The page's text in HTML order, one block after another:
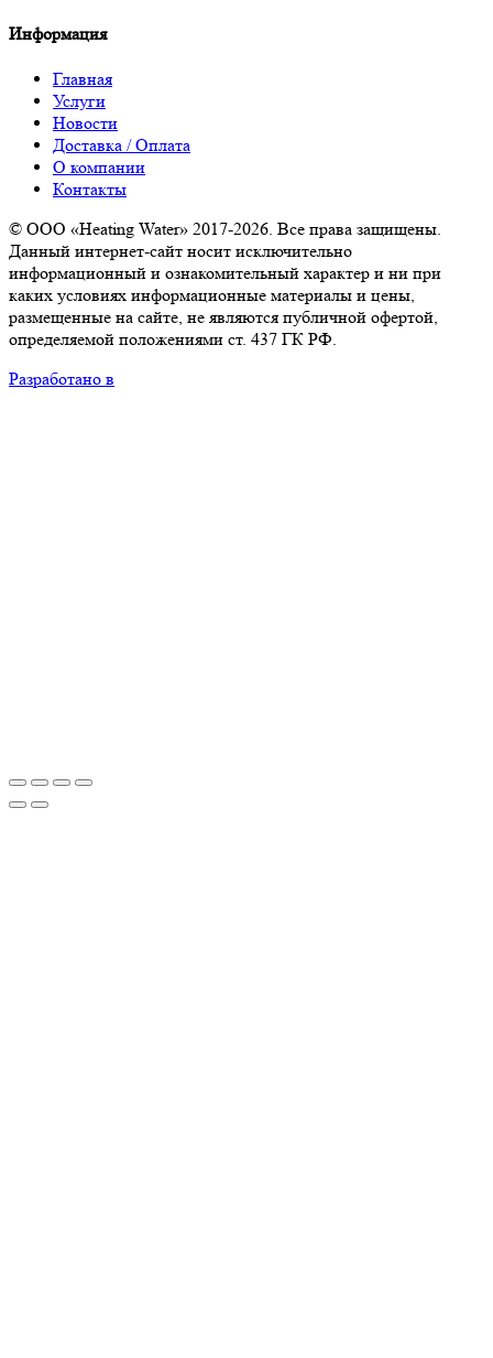
Информация
Главная
Услуги
Новости
Доставка / Оплата
О компании
Контакты
© ООО «Heating Water» 2017-2026. Все права защищены.
Данный интернет-сайт носит исключительно
информационный и ознакомительный характер и ни при
каких условиях информационные материалы и цены,
размещенные на сайте, не являются публичной офертой,
определяемой положениями ст. 437 ГК РФ.
Разработано в